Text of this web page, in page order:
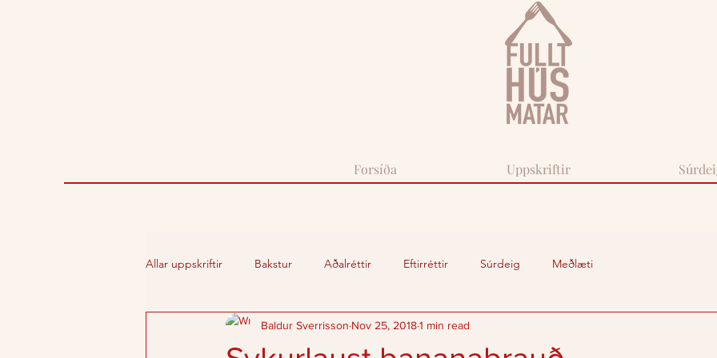
Forsíða Uppskriftir
Allar uppskriftir Bakstur Aðalréttir Eftirréttir Súrdeig Meðlæti
Baldur Sverrisson Nov 25, 20181 min read